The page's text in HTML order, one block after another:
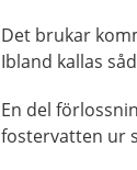
Det brukar
Ibland kallas
En del
fostervatten ur